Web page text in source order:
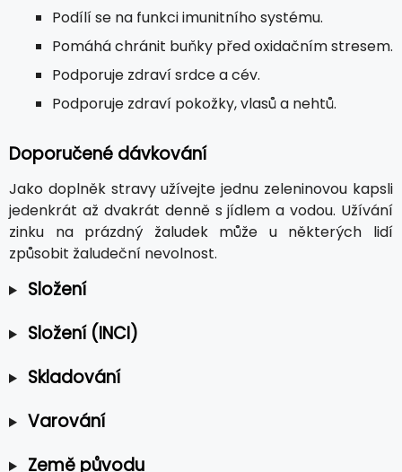
Podílí se na funkci imunitního systému.
Pomáhá chránit buňky před oxidačním stresem.
Podporuje zdraví srdce a cév.
Podporuje zdraví pokožky, vlasů a nehtů.
Doporučené dávkování
Jako doplněk stravy užívejte jednu zeleninovou kapsli
jedenkrát až dvakrát denně s jídlem a vodou. Užívání
zinku na prázdný žaludek může u některých lidí
způsobit žaludeční nevolnost.
Složení
Složení (INCI)
Skladování
Varování
Země původu